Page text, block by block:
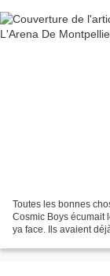
Toutes les bonnes
Cosmic Boys écumait
ya face. Ils avaient